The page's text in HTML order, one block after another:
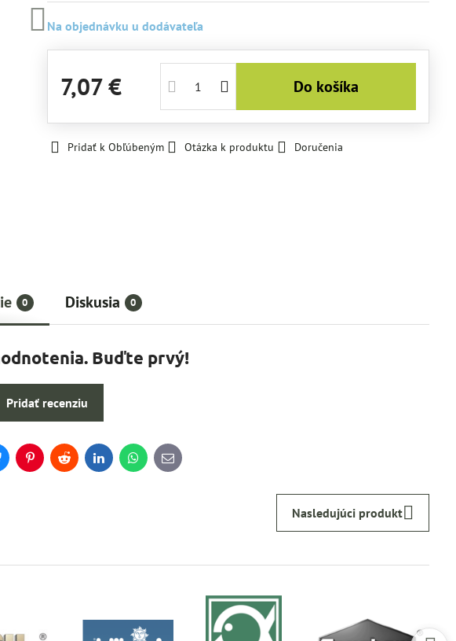
Na objednávku u dodávateľa
7,07 € Do košíka
Pridať k Obľúbeným Otázka k produktu Doručenia
0 Diskusia 0
Buďte prvý!
Pridať recenziu
PinterestRedditLinkedInWhatsApp
E-
mail
Nasledujúci produkt